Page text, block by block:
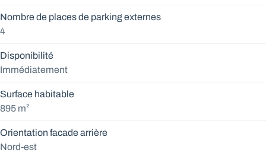
Nombre de places de parking externes
4
Disponibilité
Immédiatement
Surface habitable
895 m²
Orientation facade arrière
Nord-est